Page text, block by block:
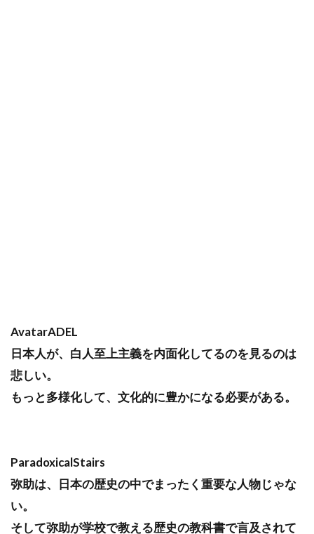
AvatarADEL
日本人が、白人至上主義を内面化してるのを見るのは
悲しい。
もっと多様化して、文化的に豊かになる必要がある。
ParadoxicalStairs
弥助は、日本の歴史の中でまったく重要な人物じゃな
い。
そして弥助が学校で教える歴史の教科書で言及されて